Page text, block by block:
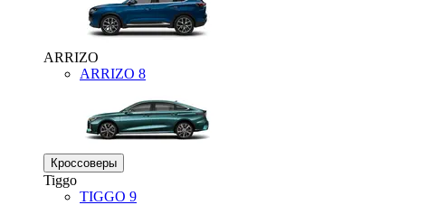
ARRIZO
ARRIZO 8
Кроссоверы
Tiggo
TIGGO 9